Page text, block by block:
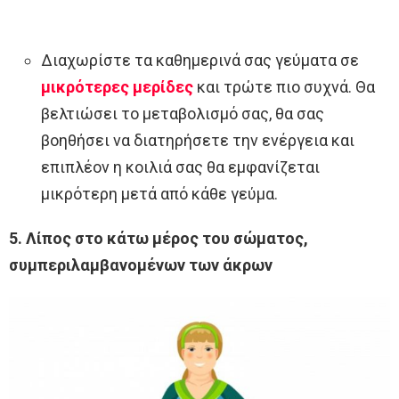
Διαχωρίστε τα καθημερινά σας γεύματα σε
μικρότερες μερίδες και τρώτε πιο συχνά. Θα
βελτιώσει το μεταβολισμό σας, θα σας
βοηθήσει να διατηρήσετε την ενέργεια και
επιπλέον η κοιλιά σας θα εμφανίζεται
μικρότερη μετά από κάθε γεύμα.
5. Λίπος στο κάτω μέρος του σώματος,
συμπεριλαμβανομένων των άκρων